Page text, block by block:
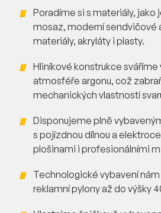
Poradíme si s materiály, jako
mosaz, moderní sendvičové
materiály, akryláty i plasty.
Hliníkové konstrukce sváříme
atmosféře argonu, což
mechanických vlastností
Disponujeme plně
s pojízdnou dílnou a
plošinami i profesionálními
Technologické vybavení
reklamní pylony až do výšky